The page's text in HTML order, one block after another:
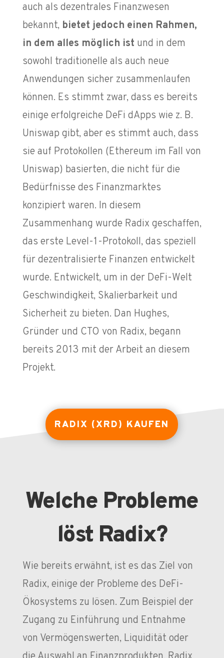
auch als dezentrales Finanzwesen
bekannt, bietet jedoch einen Rahmen,
in dem alles möglich ist und in dem
sowohl traditionelle als auch neue
Anwendungen sicher zusammenlaufen
können. Es stimmt zwar, dass es bereits
einige erfolgreiche DeFi dApps wie z. B.
Uniswap gibt, aber es stimmt auch, dass
sie auf Protokollen (Ethereum im Fall von
Uniswap) basierten, die nicht für die
Bedürfnisse des Finanzmarktes
konzipiert waren. In diesem
Zusammenhang wurde Radix geschaffen,
das erste Level-1-Protokoll, das speziell
für dezentralisierte Finanzen entwickelt
wurde. Entwickelt, um in der DeFi-Welt
Geschwindigkeit, Skalierbarkeit und
Sicherheit zu bieten. Dan Hughes,
Gründer und CTO von Radix, begann
bereits 2013 mit der Arbeit an diesem
Projekt.
RADIX (XRD) KAUFEN
Welche Probleme
löst Radix?
Wie bereits erwähnt, ist es das Ziel von
Radix, einige der Probleme des DeFi-
Ökosystems zu lösen. Zum Beispiel der
Zugang zu Einführung und Entnahme
von Vermögenswerten, Liquidität oder